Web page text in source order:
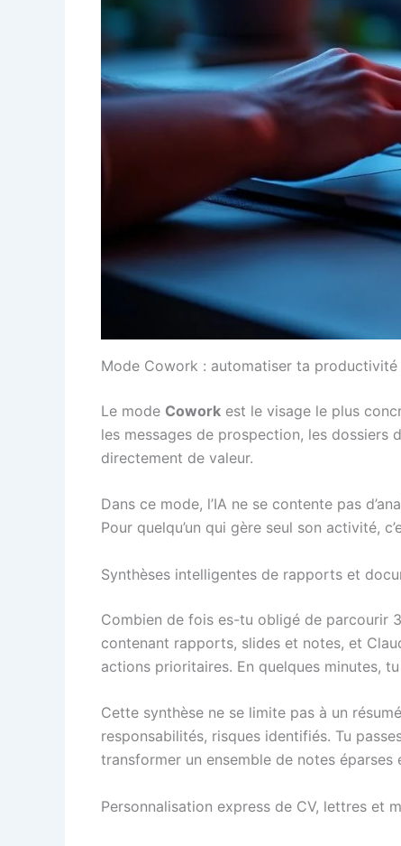
Mode Cowork : automatiser ta
Le mode Cowork est le visage le plus
les messages de prospection, les dossiers
directement de valeur.
Dans ce mode, l’IA ne se contente pas
Pour quelqu’un qui gère seul son activité,
Synthèses intelligentes de rapports et
Combien de fois es-tu obligé de parcourir
contenant rapports, slides et notes, et
actions prioritaires. En quelques minutes,
Cette synthèse ne se limite pas à un
responsabilités, risques identifiés. Tu
transformer un ensemble de notes
Personnalisation express de CV, lettres et